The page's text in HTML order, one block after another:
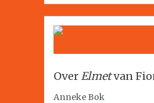
OverElmetvan
Anneke Bok